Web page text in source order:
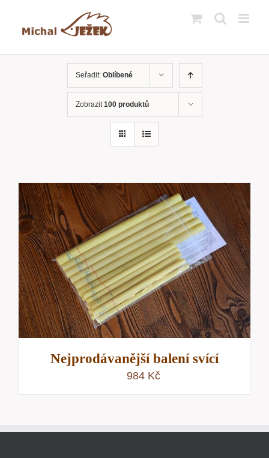
Seřadit: Oblíbené
Zobrazit100 produktů
Nejprodávanější balení svící
984 Kč